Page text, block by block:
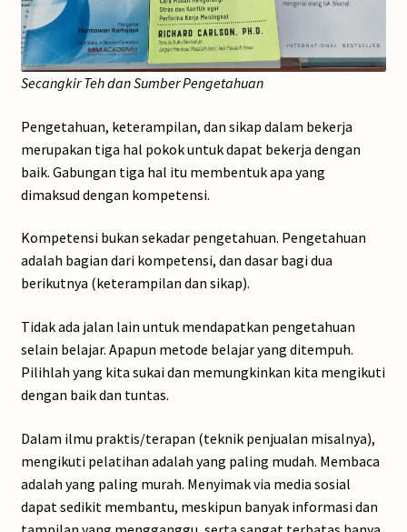
Secangkir Teh dan Sumber Pengetahuan
Pengetahuan, keterampilan, dan sikap dalam bekerja
merupakan tiga hal pokok untuk dapat bekerja dengan
baik. Gabungan tiga hal itu membentuk apa yang
dimaksud dengan kompetensi.
Kompetensi bukan sekadar pengetahuan. Pengetahuan
adalah bagian dari kompetensi, dan dasar bagi dua
berikutnya (keterampilan dan sikap).
Tidak ada jalan lain untuk mendapatkan pengetahuan
selain belajar. Apapun metode belajar yang ditempuh.
Pilihlah yang kita sukai dan memungkinkan kita mengikuti
dengan baik dan tuntas.
Dalam ilmu praktis/terapan (teknik penjualan misalnya),
mengikuti pelatihan adalah yang paling mudah. Membaca
adalah yang paling murah. Menyimak via media sosial
dapat sedikit membantu, meskipun banyak informasi dan